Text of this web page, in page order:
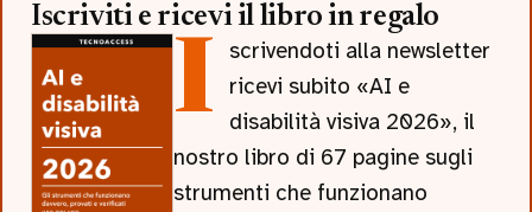
Iscriviti e ricevi il libro in regalo
Iscrivendoti alla newsletter
ricevi subito «AI e
disabilità visiva 2026», il
nostro libro di 67 pagine sugli
strumenti che funzionano